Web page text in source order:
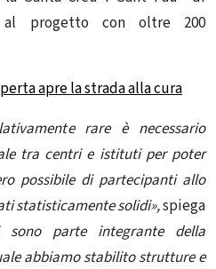
al progetto con oltre 200
apre la strada alla cura
rare è necessario
tra centri e istituti per poter
possibile di partecipanti allo
statisticamente solidi»,spiega
sono parte integrante della
abbiamo stabilito strutture e